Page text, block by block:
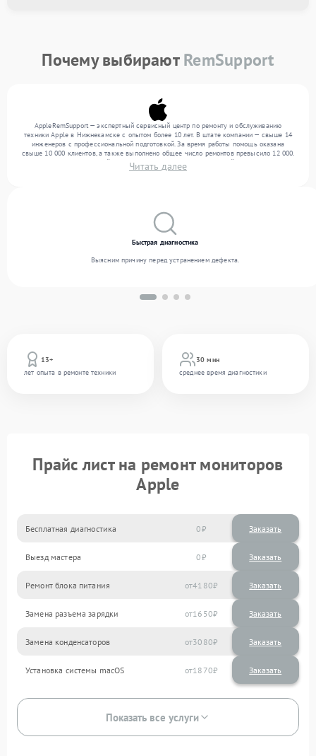
Почему выбираютRemSupport
AppleRemSupport — экспертный сервисный центр по ремонту и обслуживанию
техники Apple в Нижнекамске с опытом более 10 лет. В штате компании — свыше 14
инженеров с профессиональной подготовкой. За время работы помощь оказана
свыше 10 000 клиентов, а также выполнено общее число ремонтов превысило 12 000.
Ежемесячно в сервисный центр поступает более 300 обращений, включая , , . Мы
выполняем ремонт различного уровня сложности и гарантируем высокое качество
Читать далее
13+
лет опыта в ремонте техники
30 мин
среднее время диагностики
Быстрая диагностика
Выясним причину перед устранением дефекта.
Прайс лист на ремонт мониторов
Apple
Бесплатная диагностика 0 Заказать
Выезд мастера 0 Заказать
Ремонт блока питания 4180
Замена разъема зарядки 1650
Замена конденсаторов 3080
Установка системы macOS 1870
Показать все услуги